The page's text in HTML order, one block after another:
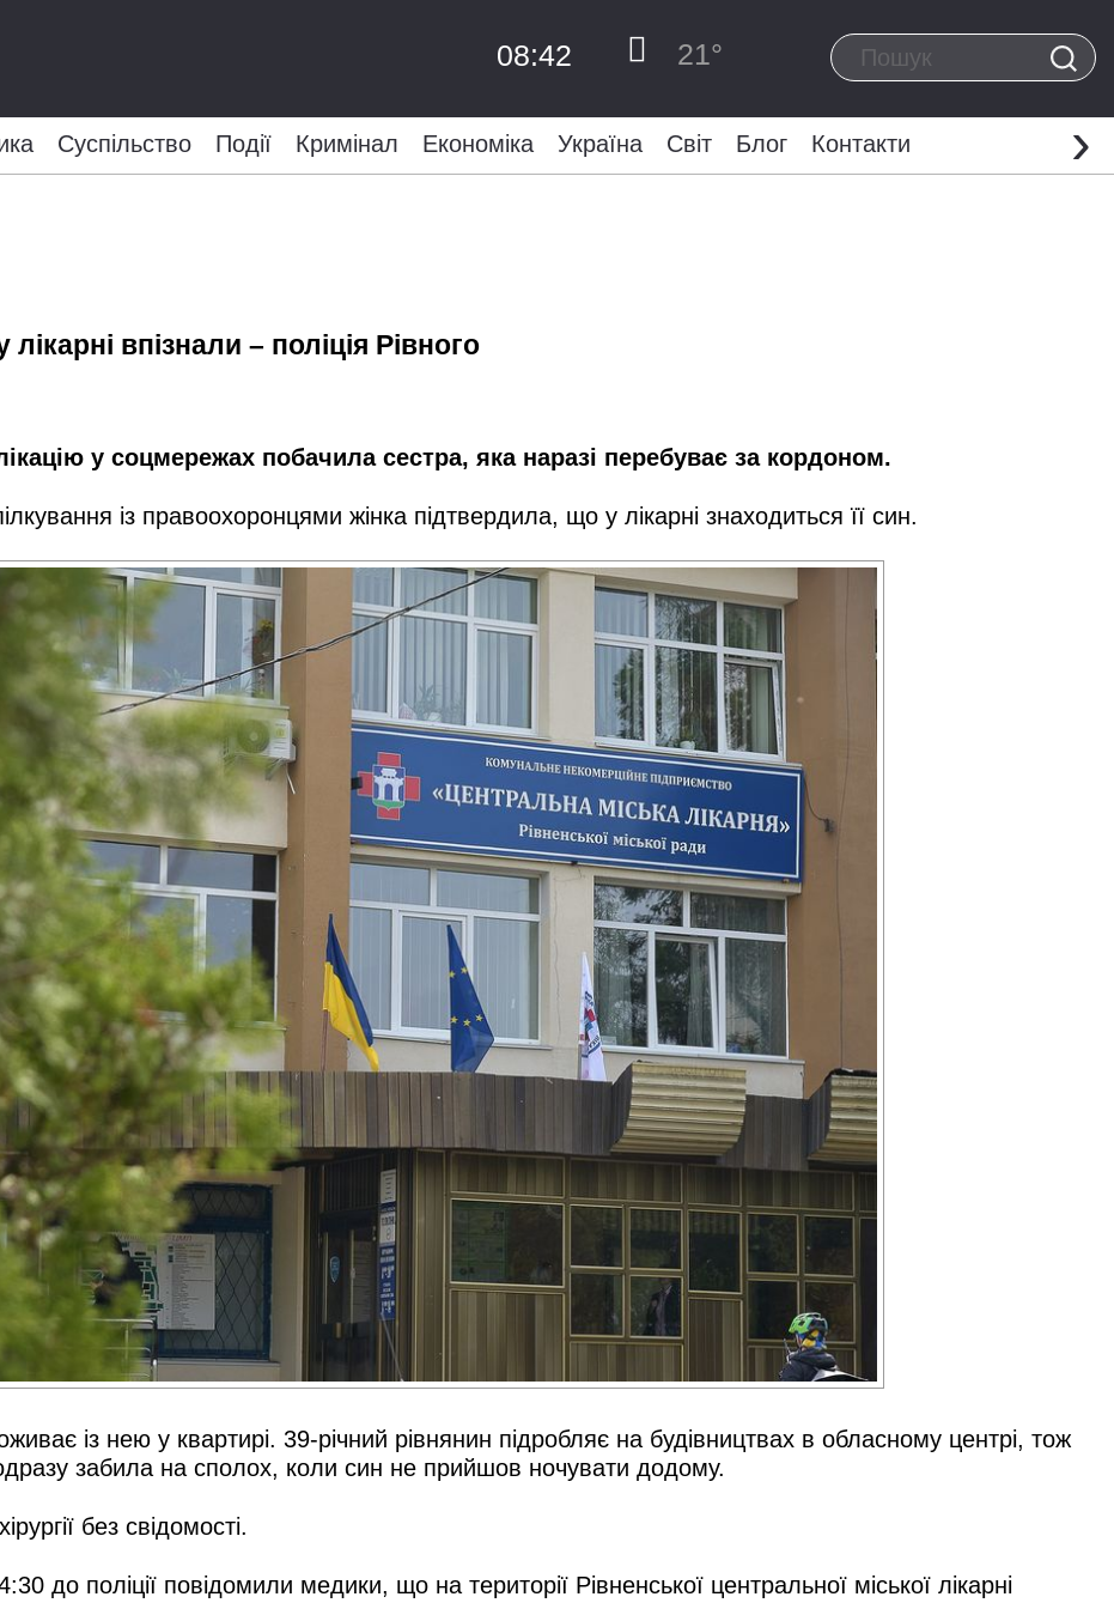
08:42 21°
Суспільство Події Кримінал Економіка Україна Світ Блог Контакти ›
впізнали – поліція Рівного
у соцмережах побачила сестра, яка наразі перебуває за кордоном.
із правоохоронцями жінка підтвердила, що у лікарні знаходиться її син.
із нею у квартирі. 39-річний рівнянин підробляє на будівництвах в обласному центрі, тож
забила на сполох, коли син не прийшов ночувати додому.
без свідомості.
до поліції повідомили медики, що на території Рівненської центральної міської лікарні